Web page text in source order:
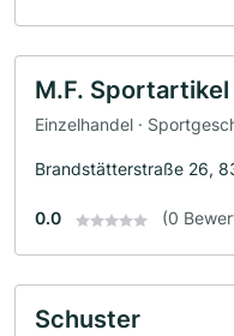
M.F. Sportartikel
Einzelhandel ·
Brandstätterstraße 26,
0.0 (0
Schuster